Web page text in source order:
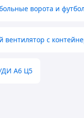
ворота и
вентилятор с
А6 Ц5